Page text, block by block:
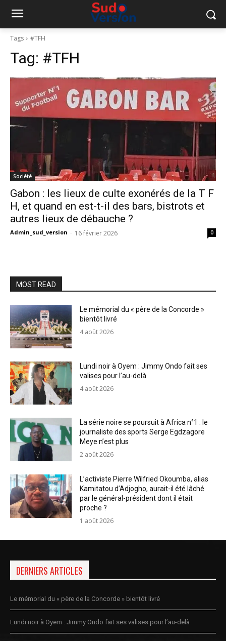
Tags #TFH
Tag: #TFH
Société
Gabon : les lieux de culte exonérés de la T F
H, et quand en est-t-il des bars, bistrots et
autres lieux de débauche ?
Admin_sud_version - 16 février 2026 0
MOST READ
Le mémorial du « père de la Concorde »
bientôt livré
4 août 2026
Lundi noir à Oyem : Jimmy Ondo fait ses
valises pour l’au-delà
4 août 2026
La série noire se poursuit à Africa n°1 : le
journaliste des sports Serge Egdzagore
Meye n’est plus
2 août 2026
L’activiste Pierre Wilfried Okoumba, alias
Kamitatou d’Adjogho, aurait-il été lâché
par le général-président dont il était
proche ?
1 août 2026
DERNIERS ARTICLES
Le mémorial du « père de la Concorde » bientôt livré
Lundi noir à Oyem : Jimmy Ondo fait ses valises pour l’au-delà